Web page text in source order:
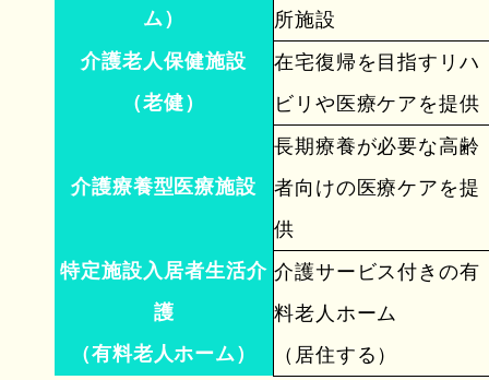
ム）
所施設
介護老人保健施設
（老健）
在宅復帰を目指すリハ
ビリや医療ケアを提供
介護療養型医療施設
長期療養が必要な高齢
者向けの医療ケアを提
供
特定施設入居者生活介
護
（有料老人ホーム）
介護サービス付きの有
料老人ホーム
（居住する）